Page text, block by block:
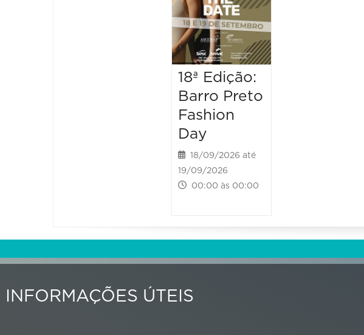
18ª Edição:
Barro Preto
Fashion
Day
18/09/2026 até
19/09/2026
00:00 às 00:00
INFORMAÇÕES ÚTEIS